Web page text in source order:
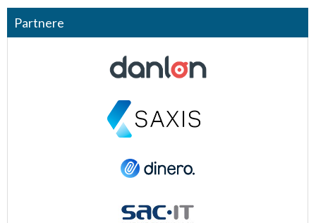
Partnere